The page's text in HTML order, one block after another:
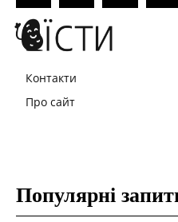
Контакти
Про сайт
Популярні